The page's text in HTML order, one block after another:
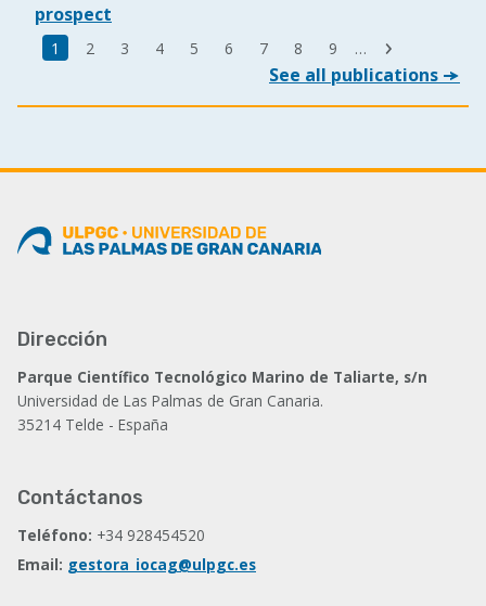
prospect
Página
1 Page
2 Page
3 Page
4 Page
5 Page
6 Page
7 Page
8 Page
9 …
páginapágina
See all publications
Dirección
Parque Científico Tecnológico Marino de Taliarte, s/n
Universidad de Las Palmas de Gran Canaria.
35214 Telde - España
Contáctanos
Teléfono: +34 928454520
Email: gestora_iocag@ulpgc.es